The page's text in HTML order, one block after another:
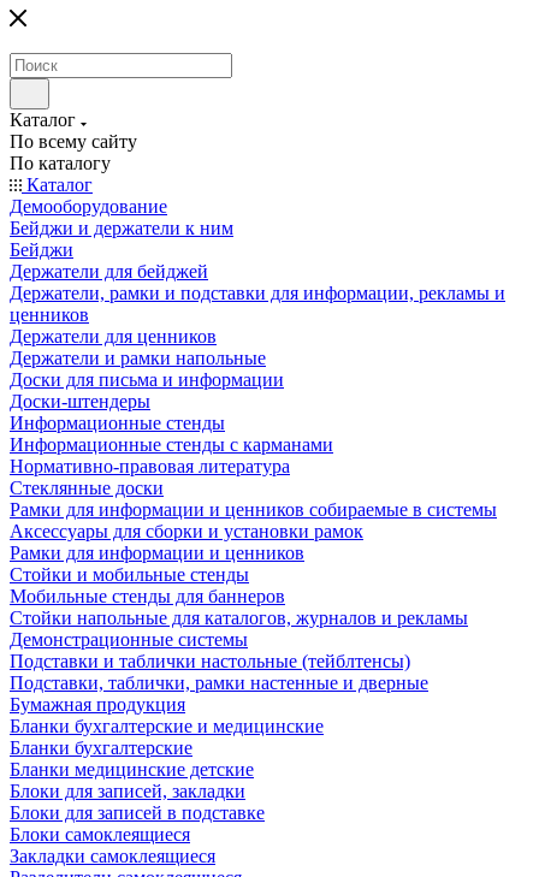
Каталог
По всему сайту
По каталогу
Каталог
Демооборудование
Бейджи и держатели к ним
Бейджи
Держатели для бейджей
Держатели, рамки и подставки для информации, рекламы и
ценников
Держатели для ценников
Держатели и рамки напольные
Доски для письма и информации
Доски-штендеры
Информационные стенды
Информационные стенды с карманами
Нормативно-правовая литература
Стеклянные доски
Рамки для информации и ценников собираемые в системы
Аксессуары для сборки и установки рамок
Рамки для информации и ценников
Стойки и мобильные стенды
Мобильные стенды для баннеров
Стойки напольные для каталогов, журналов и рекламы
Демонстрационные системы
Подставки и таблички настольные (тейблтенсы)
Подставки, таблички, рамки настенные и дверные
Бумажная продукция
Бланки бухгалтерские и медицинские
Бланки бухгалтерские
Бланки медицинские детские
Блоки для записей, закладки
Блоки для записей в подставке
Блоки самоклеящиеся
Закладки самоклеящиеся